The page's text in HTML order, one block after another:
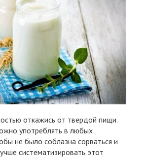
откажись от твердой пищи.
употреблять в любых
не было соблазна сорваться и
систематизировать этот